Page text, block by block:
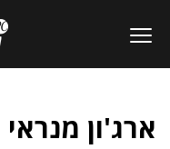
ארג'ון מנראי